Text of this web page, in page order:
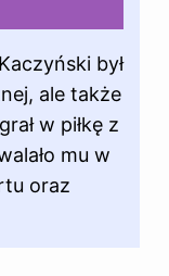
był
ale także
w piłkę z
mu w
oraz